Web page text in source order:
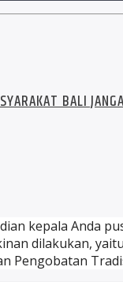
BALI
kepala Anda
dilakukan,
Pengobatan